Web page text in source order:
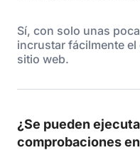
Sí, con solo unas
incrustar fácilmente
sitio web.
¿Se pueden
comprobaciones